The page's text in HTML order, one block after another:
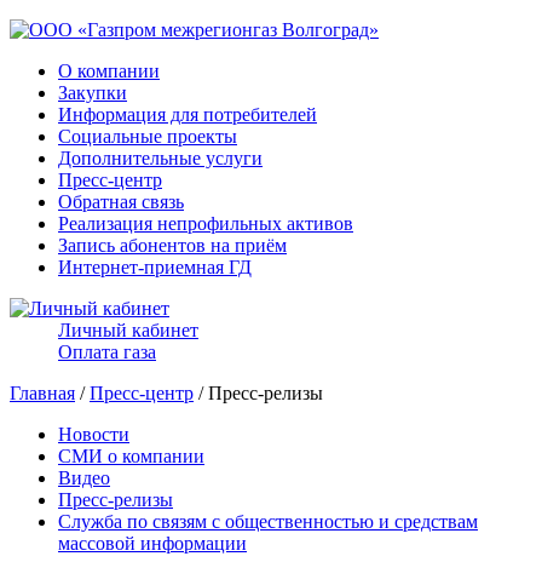
О компании
Закупки
Информация для потребителей
Социальные проекты
Дополнительные услуги
Пресс-центр
Обратная связь
Реализация непрофильных активов
Запись абонентов на приём
Интернет-приемная ГД
Личный кабинет
Оплата газа
Главная /Пресс-центр / Пресс-релизы
Новости
СМИ о компании
Видео
Пресс-релизы
Служба по связям с общественностью и средствам
массовой информации